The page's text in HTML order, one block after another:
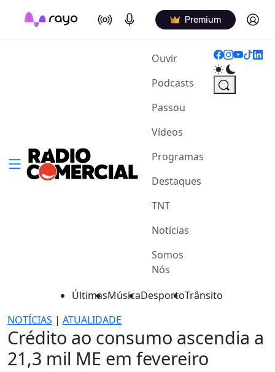
On Air Podcasts Premium Log in
Ouvir(current)
Podcasts
Passou
Vídeos
Programas
Destaques
TNT
Notícias
Somos
Nós
ÚltimasMúsicaDesportoTrânsito
NOTÍCIAS | ATUALIDADE
Crédito ao consumo ascendia a
21,3 mil ME em fevereiro